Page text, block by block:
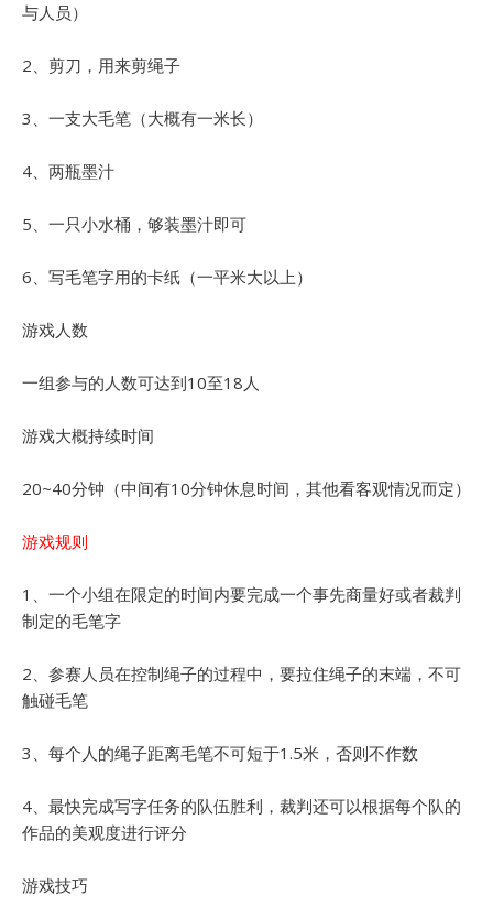
与人员）
2、剪刀，用来剪绳子
3、一支大毛笔（大概有一米长）
4、两瓶墨汁
5、一只小水桶，够装墨汁即可
6、写毛笔字用的卡纸（一平米大以上）
游戏人数
一组参与的人数可达到10至18人
游戏大概持续时间
20~40分钟（中间有10分钟休息时间，其他看客观情况而定）
游戏规则
1、一个小组在限定的时间内要完成一个事先商量好或者裁判
制定的毛笔字
2、参赛人员在控制绳子的过程中，要拉住绳子的末端，不可
触碰毛笔
3、每个人的绳子距离毛笔不可短于1.5米，否则不作数
4、最快完成写字任务的队伍胜利，裁判还可以根据每个队的
作品的美观度进行评分
游戏技巧